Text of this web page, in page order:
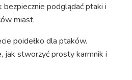
podglądać ptaki i
miast.
poidełko dla ptaków.
jak stworzyć prosty karmnik i